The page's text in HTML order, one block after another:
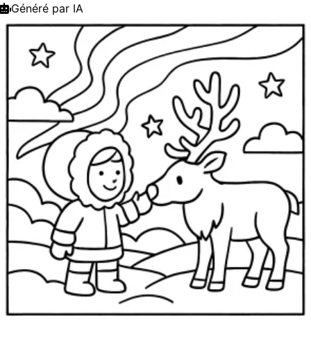
Généré par IA